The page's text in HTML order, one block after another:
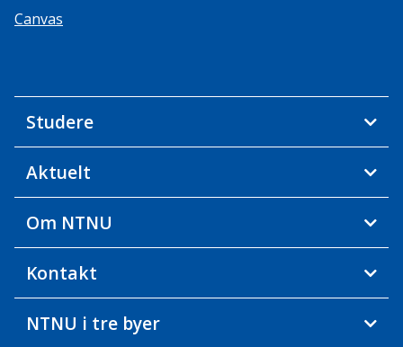
Canvas
Studere
Aktuelt
Om NTNU
Kontakt
NTNU i tre byer